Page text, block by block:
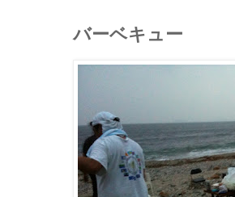
バーベキュー